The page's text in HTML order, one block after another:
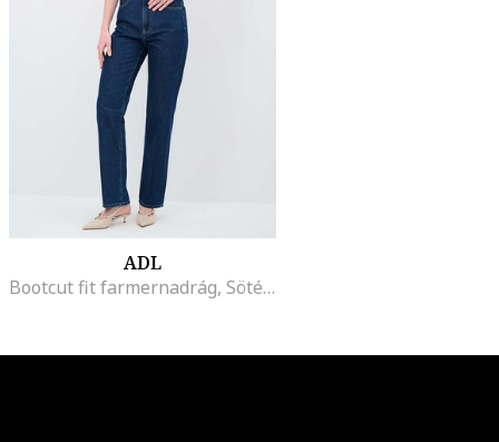
ADL
Bootcut fit farmernadrág, Sötétkék